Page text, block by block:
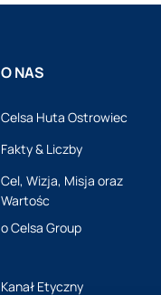
O NAS
Celsa Huta Ostrowiec
Fakty & Liczby
Cel, Wizja, Misja oraz
Wartośc
o Celsa Group
Kanał Etyczny